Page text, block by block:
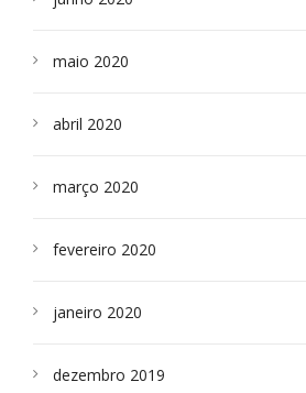
maio 2020
abril 2020
março 2020
fevereiro 2020
janeiro 2020
dezembro 2019